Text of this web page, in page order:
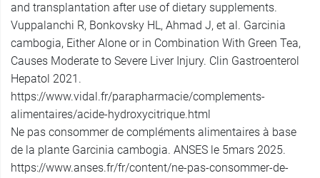
and transplantation after use of dietary supplements.
Vuppalanchi R, Bonkovsky HL, Ahmad J, et al. Garcinia
cambogia, Either Alone or in Combination With Green Tea,
Causes Moderate to Severe Liver Injury. Clin Gastroenterol
Hepatol 2021.
https://www.vidal.fr/parapharmacie/complements-
alimentaires/acide-hydroxycitrique.html
Ne pas consommer de compléments alimentaires à base
de la plante Garcinia cambogia. ANSES le 5mars 2025.
https://www.anses.fr/fr/content/ne-pas-consommer-de-